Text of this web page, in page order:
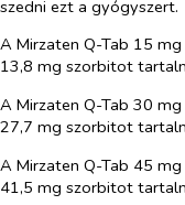
szedni ezt a gyógyszert.
A Mirzaten Q-Tab 15
13,8 mg szorbitot
A Mirzaten Q-Tab 30
27,7 mg szorbitot
A Mirzaten Q-Tab 45
41,5 mg szorbitot